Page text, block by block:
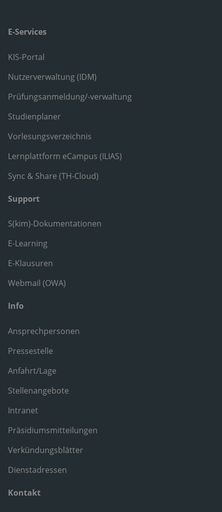
E-Services
KIS-Portal
Nutzerverwaltung (IDM)
Prüfungsanmeldung/-verwaltung
Studienplaner
Vorlesungsverzeichnis
Lernplattform eCampus (ILIAS)
Sync & Share (TH-Cloud)
Support
S(kim)-Dokumentationen
E-Learning
E-Klausuren
Webmail (OWA)
Info
Ansprechpersonen
Pressestelle
Anfahrt/Lage
Stellenangebote
Intranet
Präsidiumsmitteilungen
Verkündungsblätter
Dienstadressen
Kontakt